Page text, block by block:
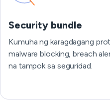
Security bundle
Kumuha ng karagdagang
malware blocking, breach
na tampok sa seguridad.